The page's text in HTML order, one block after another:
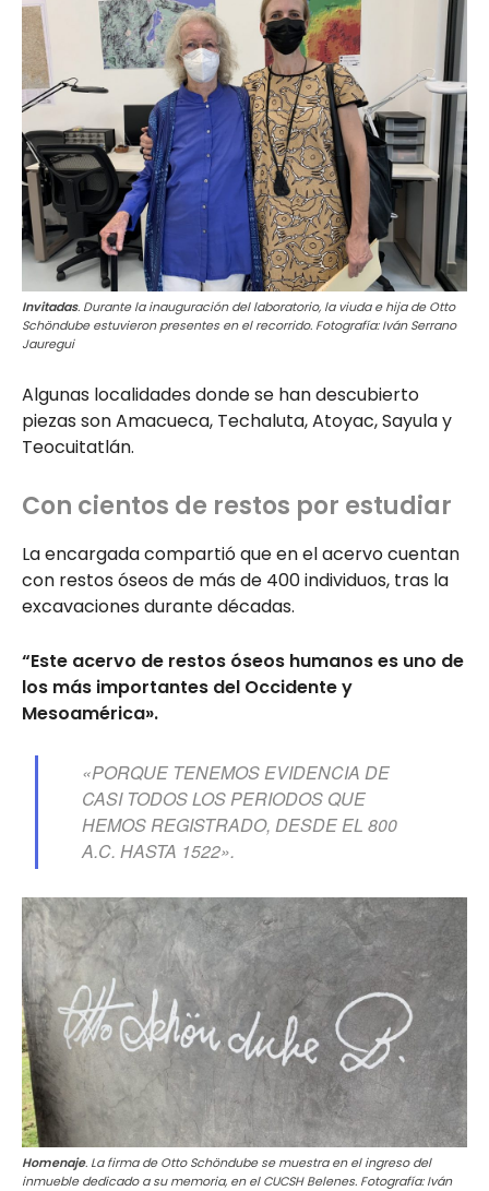
Invitadas. Durante la inauguración del laboratorio, la viuda e hija de Otto
Schöndube estuvieron presentes en el recorrido. Fotografía: Iván Serrano
Jauregui
Algunas localidades donde se han descubierto
piezas son Amacueca, Techaluta, Atoyac, Sayula y
Teocuitatlán.
Con cientos de restos por estudiar
La encargada compartió que en el acervo cuentan
con restos óseos de más de 400 individuos, tras la
excavaciones durante décadas.
“Este acervo de restos óseos humanos es uno de
los más importantes del Occidente y
Mesoamérica».
«PORQUE TENEMOS EVIDENCIA DE
CASI TODOS LOS PERIODOS QUE
HEMOS REGISTRADO, DESDE EL 800
A.C. HASTA 1522».
Homenaje. La firma de Otto Schöndube se muestra en el ingreso del
inmueble dedicado a su memoria, en el CUCSH Belenes. Fotografía: Iván